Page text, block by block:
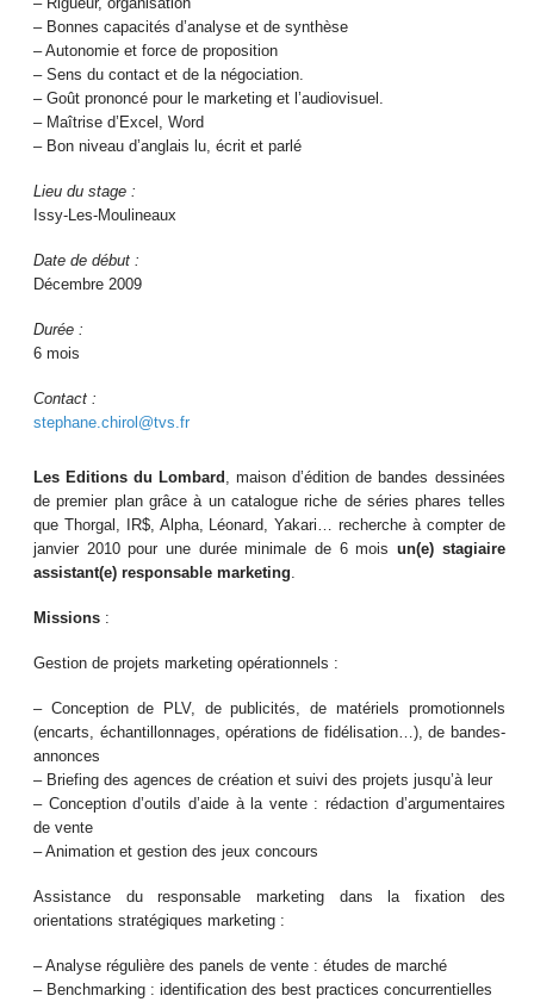
– Bonnes capacités d’analyse et de synthèse
– Autonomie et force de proposition
– Sens du contact et de la négociation.
– Goût prononcé pour le marketing et l’audiovisuel.
– Maîtrise d’Excel, Word
– Bon niveau d’anglais lu, écrit et parlé
Lieu du stage :
Issy-Les-Moulineaux
Date de début :
Décembre 2009
Durée :
6 mois
Contact :
stephane.chirol@tvs.fr
Les Editions du Lombard , maison d’édition de bandes dessinées
de premier plan grâce à un catalogue riche de séries phares telles
que Thorgal, IR$, Alpha, Léonard, Yakari… recherche à compter de
janvier 2010 pour une durée minimale de 6 mois un(e) stagiaire
assistant(e) responsable marketing
Missions :
Gestion de projets marketing opérationnels :
– Conception de PLV, de publicités, de matériels promotionnels
(encarts, échantillonnages, opérations de fidélisation…), de bandes-
annonces
– Briefing des agences de création et suivi des projets jusqu’à leur
– Conception d’outils d’aide à la vente : rédaction d’argumentaires
de vente
– Animation et gestion des jeux concours
Assistance du responsable marketing dans la fixation des
orientations stratégiques marketing :
– Analyse régulière des panels de vente : études de marché
– Benchmarking : identification des best practices concurrentielles